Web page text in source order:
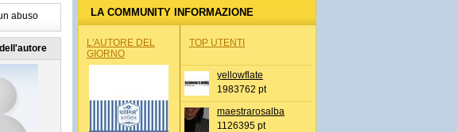
abuso LA COMMUNITY INFORMAZIONE
REGIONALE
L'AUTORE DEL
GIORNO
TOP UTENTI
yellowflate
1983762 pt
maestrarosalba
1126395 pt